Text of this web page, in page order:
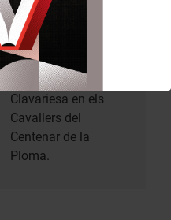
Siguiente:
L’Honorable
Clavariesa en els
Cavallers del
Centenar de la
Ploma.